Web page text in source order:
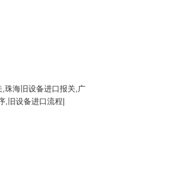
珠海旧设备进口报关,广
,旧设备进口流程|